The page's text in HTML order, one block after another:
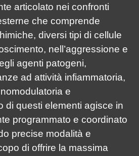
articolato nei confronti
che comprende
diversi tipi di cellule
nell’aggressione e
agenti patogeni,
ad attività infiammatoria,
e
di questi elementi agisce in
programmato e coordinato
precise modalità e
di offrire la massima